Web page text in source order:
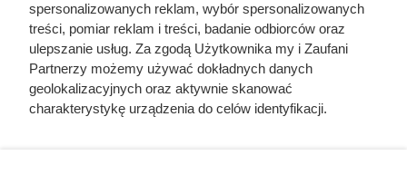
Kat w spódnicy. Najokrutniejsza
nadzorczyni Auschwitz przed
egzekucją wykrzyknęła „Niech
spersonalizowanych reklam, wybór spersonalizowanych
treści, pomiar reklam i treści, badanie odbiorców oraz
ulepszanie usług. Za zgodą Użytkownika my i Zaufani
Partnerzy możemy używać dokładnych danych
geolokalizacyjnych oraz aktywnie skanować
charakterystykę urządzenia do celów identyfikacji.